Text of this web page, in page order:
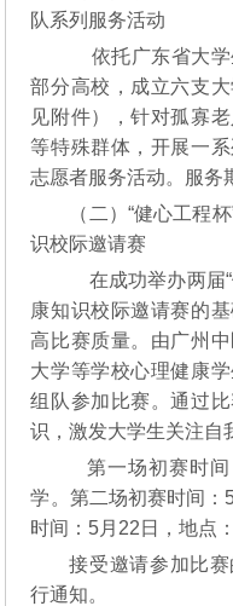
队系列服务活动
依托广东省大学
部分高校，成立六支
见附件），针对孤寡
等特殊群体，开展一
志愿者服务活动。服务
（二）“健心工程
识校际邀请赛
在成功举办两届
康知识校际邀请赛的
高比赛质量。由广州
大学等学校心理健康
组队参加比赛。通过
识，激发大学生关注自
第一场初赛时间
学。第二场初赛时间：
时间：5月22日，地点
接受邀请参加比
行通知。